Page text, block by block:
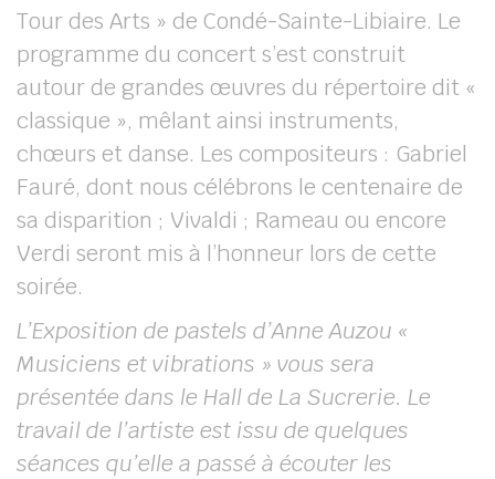
Tour des Arts » de Condé-Sainte-Libiaire. Le
programme du concert s’est construit
autour de grandes œuvres du répertoire dit «
classique », mêlant ainsi instruments,
chœurs et danse. Les compositeurs : Gabriel
Fauré, dont nous célébrons le centenaire de
sa disparition ; Vivaldi ; Rameau ou encore
Verdi seront mis à l’honneur lors de cette
soirée.
L’Exposition de pastels d’Anne Auzou «
Musiciens et vibrations » vous sera
présentée dans le Hall de La Sucrerie. Le
travail de l’artiste est issu de quelques
séances qu’elle a passé à écouter les